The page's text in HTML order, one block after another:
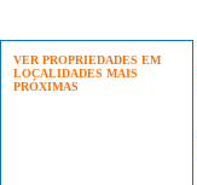
VER PROPRIEDADES EM
LOCALIDADES MAIS
PRÓXIMAS